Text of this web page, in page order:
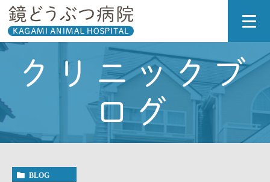
クリニックブ
ログ
BLOG